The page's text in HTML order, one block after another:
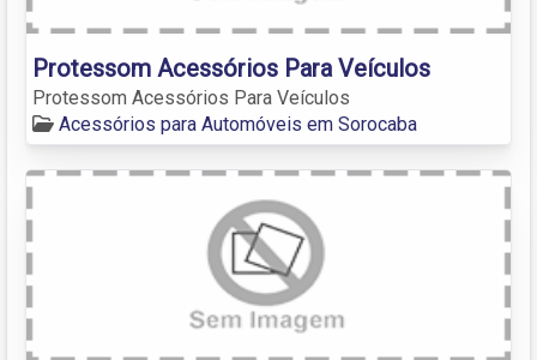
Protessom Acessórios Para Veículos
Protessom Acessórios Para Veículos
Acessórios para Automóveis em Sorocaba